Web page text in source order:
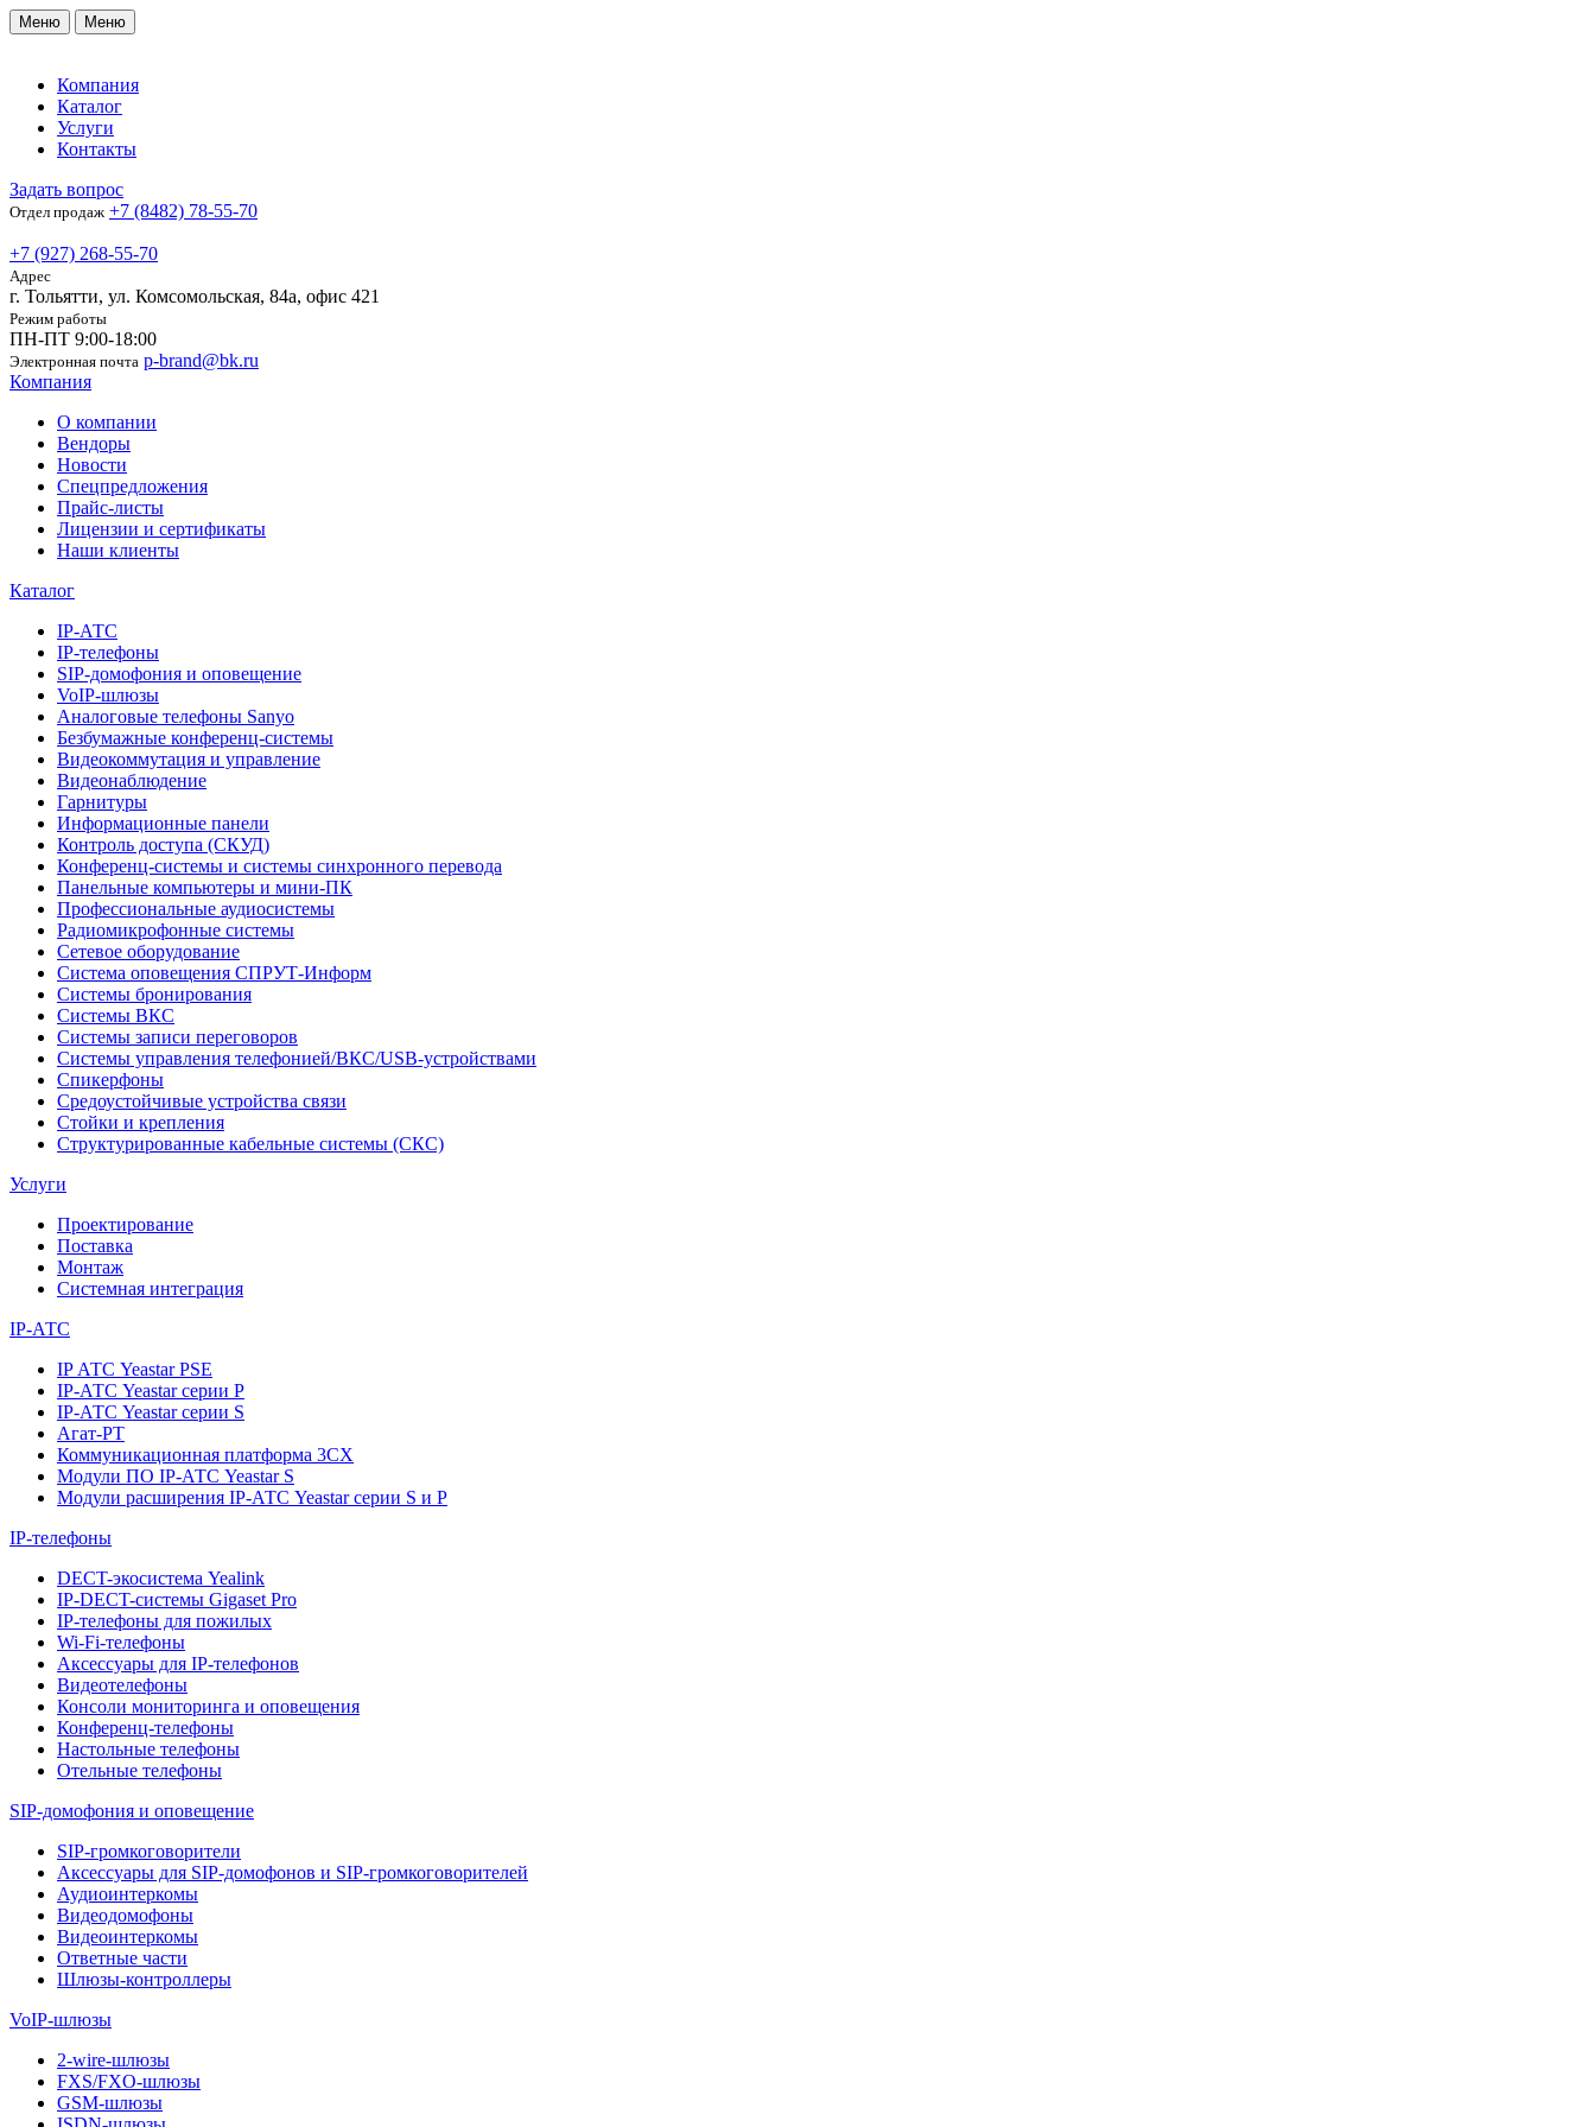
Меню Меню
Компания
Каталог
Услуги
Контакты
Задать вопрос
Отдел продаж +7 (8482) 78-55-70
+7 (927) 268-55-70
Адрес
г. Тольятти, ул. Комсомольская, 84а, офис 421
Режим работы
ПН-ПТ 9:00-18:00
Электронная почта p-brand@bk.ru
Компания
О компании
Вендоры
Новости
Спецпредложения
Прайс-листы
Лицензии и сертификаты
Наши клиенты
Каталог
IP-АТС
IP-телефоны
SIP-домофония и оповещение
VoIP-шлюзы
Аналоговые телефоны Sanyo
Безбумажные конференц-системы
Видеокоммутация и управление
Видеонаблюдение
Гарнитуры
Информационные панели
Контроль доступа (СКУД)
Конференц-системы и системы синхронного перевода
Панельные компьютеры и мини-ПК
Профессиональные аудиосистемы
Радиомикрофонные системы
Сетевое оборудование
Система оповещения СПРУТ-Информ
Системы бронирования
Системы ВКС
Системы записи переговоров
Системы управления телефонией/ВКС/USB-устройствами
Спикерфоны
Средоустойчивые устройства связи
Стойки и крепления
Структурированные кабельные системы (СКС)
Услуги
Проектирование
Поставка
Монтаж
Системная интеграция
IP-АТС
IP АТС Yeastar PSE
IP-АТС Yeastar серии P
IP-АТС Yeastar серии S
Агат-РТ
Коммуникационная платформа 3CX
Модули ПО IP-АТС Yeastar S
Модули расширения IP-АТС Yeastar серии S и P
IP-телефоны
DECT-экосистема Yealink
IP-DECT-системы Gigaset Pro
IP-телефоны для пожилых
Wi-Fi-телефоны
Аксессуары для IP-телефонов
Видеотелефоны
Консоли мониторинга и оповещения
Конференц-телефоны
Настольные телефоны
Отельные телефоны
SIP-домофония и оповещение
SIP-громкоговорители
Аксессуары для SIP-домофонов и SIP-громкоговорителей
Аудиоинтеркомы
Видеодомофоны
Видеоинтеркомы
Ответные части
Шлюзы-контроллеры
VoIP-шлюзы
2-wire-шлюзы
FXS/FXO-шлюзы
GSM-шлюзы